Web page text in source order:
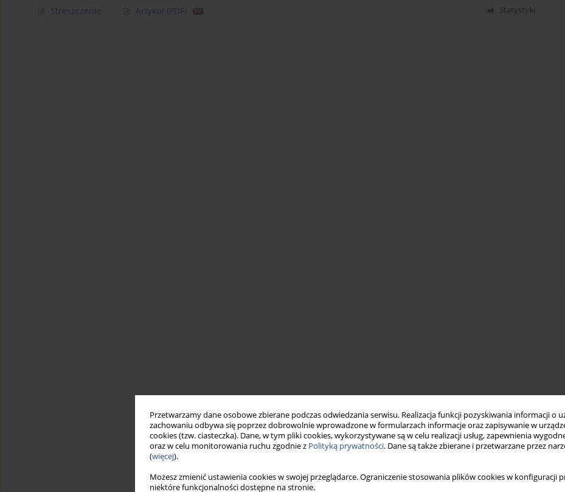
Przetwarzamy dane osobowe zbierane podczas odwiedzania serwisu. Realizacja funkcji pozyskiwania informacji o
zachowaniu odbywa się poprzez dobrowolnie wprowadzone w formularzach informacje oraz zapisywanie w
cookies (tzw. ciasteczka). Dane, w tym pliki cookies, wykorzystywane są w celu realizacji usług, zapewnienia
oraz w celu monitorowania ruchu zgodnie z Polityką prywatności. Dane są także zbierane i przetwarzane przez
(więcej).
Możesz zmienić ustawienia cookies w swojej przeglądarce. Ograniczenie stosowania plików cookies w konfiguracji
niektóre funkcjonalności dostępne na stronie.
Streszczenie Artykuł (PDF) Statystyki